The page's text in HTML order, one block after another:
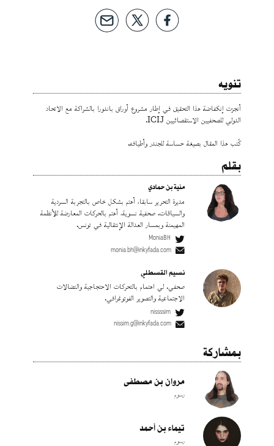
تنويه
أنجزت إنكفاضة هذا التحقيق في إطار مشروع أوراق باندورا بالشراكة مع الاتحاد
الدولي للصحفيين الاستقصائيين ICIJ.
كُتب هذا المقال بصيغة حساسة للجندر وأطيافه.
بقلم
منية بن حمادي
مديرة التحرير سابقا، أهتم بشكل خاص بالتجربة السردية
والسياقات. صحفية نسوية، أهتم بالحركات المعارضة للأنظمة
المهيمنة وبمسار العدالة الإنتقالية في تونس.
MoniaBH
monia.bh@inkyfada.com
نسيم القسطلي
صحفي. لي اهتمام بالتحركات الاحتجاجية والنضالات
الاجتماعية والتصوير الفوتوغرافي.
nissssim
nissim.g@inkyfada.com
بمشاركة
مروان بن مصطفى
رسوم
تيماء بن أحمد
رسوم